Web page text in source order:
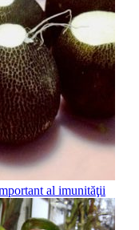
al imunităţii